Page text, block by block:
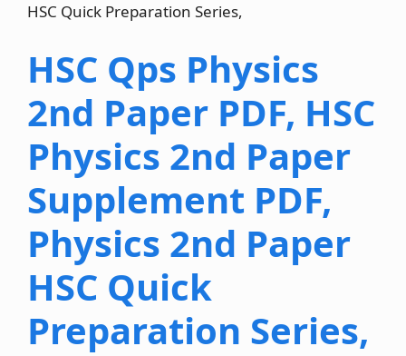
HSC Quick Preparation Series,
HSC Qps Physics
2nd Paper PDF, HSC
Physics 2nd Paper
Supplement PDF,
Physics 2nd Paper
HSC Quick
Preparation Series,